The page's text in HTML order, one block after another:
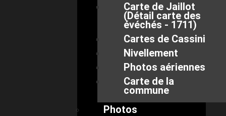
Carte de Jaillot
(Détail carte des
évéchés - 1711)
Cartes de Cassini
Nivellement
Photos aériennes
Carte de la
commune
Photos